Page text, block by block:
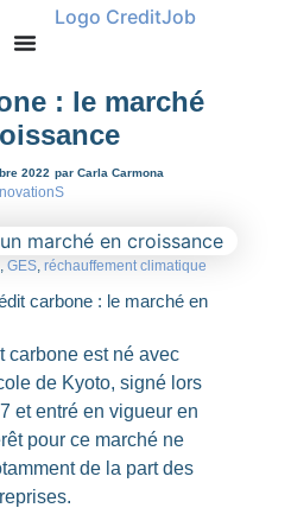
: le marché
2022 par Carla Carmona
, GES, réchauffement climatique
carbone : le marché en
carbone est né avec
de Kyoto, signé lors
et entré en vigueur en
pour ce marché ne
de la part des